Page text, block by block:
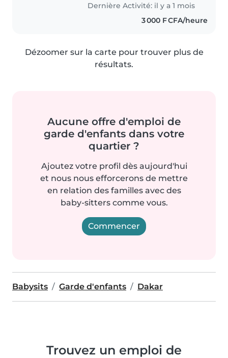
Dernière Activité: il y a 1 mois
3 000 F CFA/heure
Dézoomer sur la carte pour trouver plus de
résultats.
Aucune offre d'emploi de
garde d'enfants dans votre
quartier ?
Ajoutez votre profil dès aujourd'hui
et nous nous efforcerons de mettre
en relation des familles avec des
baby-sitters comme vous.
Commencer
Babysits Garde d'enfants Dakar
Trouvez un emploi de